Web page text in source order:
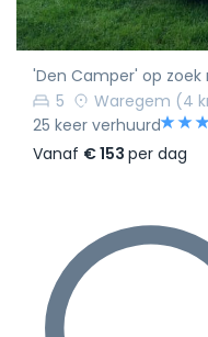
'Den Camper' op
5
Waregem (4
25 keer verhuurd
Vanaf € 153 per dag